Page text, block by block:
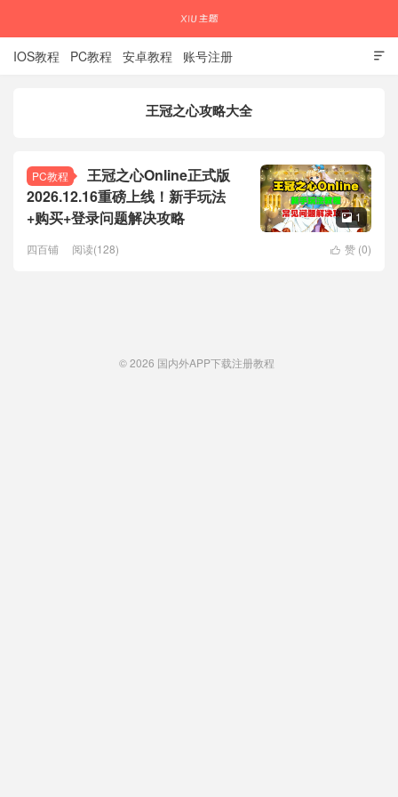

IOS教程 PC教程 安卓教程 账号注册
王冠之心攻略大全
PC教程
王冠之心Online正式版
2026.12.16重磅上线！新手玩法
+购买+登录问题解决攻略
 1
 赞 (0)
四百铺 阅读(128)
© 2026 国内外APP下载注册教程